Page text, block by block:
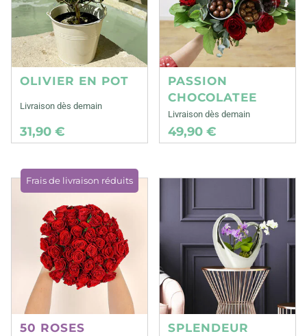
OLIVIER EN POT
Livraison dès demain
31,90 €
PASSION
CHOCOLATEE
Livraison dès demain
49,90 €
Frais de livraison réduits
50 ROSES
SPLENDEUR